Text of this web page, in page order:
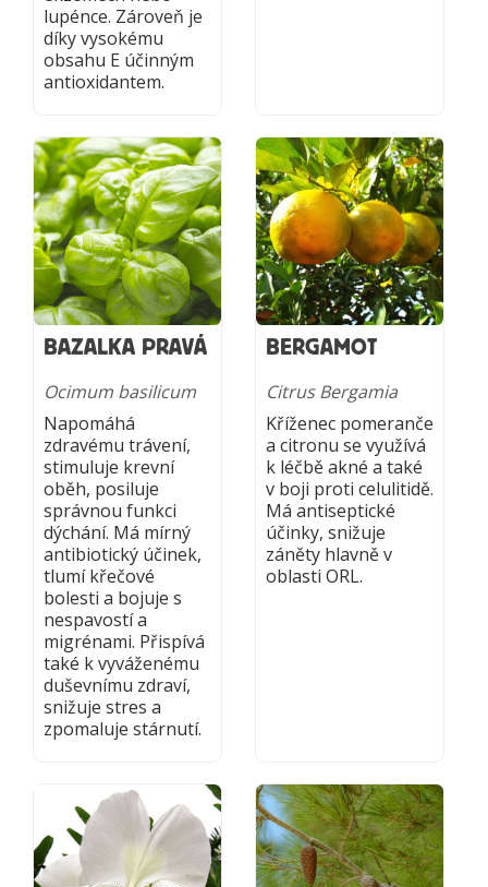
lupénce. Zároveň je
díky vysokému
obsahu E účinným
antioxidantem.
BAZALKA PRAVÁ
Ocimum basilicum
Napomáhá
zdravému trávení,
stimuluje krevní
oběh, posiluje
správnou funkci
dýchání. Má mírný
antibiotický účinek,
tlumí křečové
bolesti a bojuje s
nespavostí a
migrénami. Přispívá
také k vyváženému
duševnímu zdraví,
snižuje stres a
zpomaluje stárnutí.
BERGAMOT
Citrus Bergamia
Kříženec pomeranče
a citronu se využívá
k léčbě akné a také
v boji proti celulitidě.
Má antiseptické
účinky, snižuje
záněty hlavně v
oblasti ORL.